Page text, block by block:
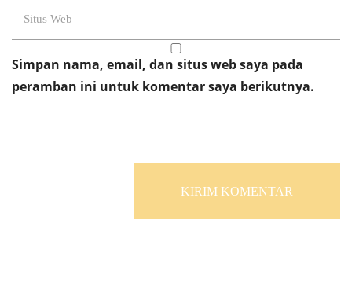
Simpan nama, email, dan situs web saya pada
peramban ini untuk komentar saya berikutnya.